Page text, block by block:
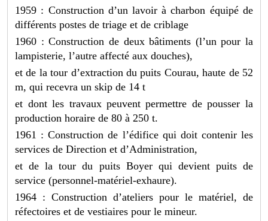
1959 : Construction d’un lavoir à charbon équipé de
différents postes de triage et de criblage
1960 : Construction de deux bâtiments (l’un pour la
lampisterie, l’autre affecté aux douches),
et de la tour d’extraction du puits Courau, haute de 52
m, qui recevra un skip de 14 t
et dont les travaux peuvent permettre de pousser la
production horaire de 80 à 250 t.
1961 : Construction de l’édifice qui doit contenir les
services de Direction et d’Administration,
et de la tour du puits Boyer qui devient puits de
service (personnel-matériel-exhaure).
1964 : Construction d’ateliers pour le matériel, de
réfectoires et de vestiaires pour le mineur.